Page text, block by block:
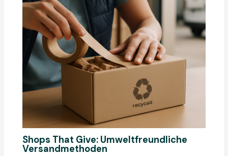
Shops That Give: Umweltfreundliche
Versandmethoden